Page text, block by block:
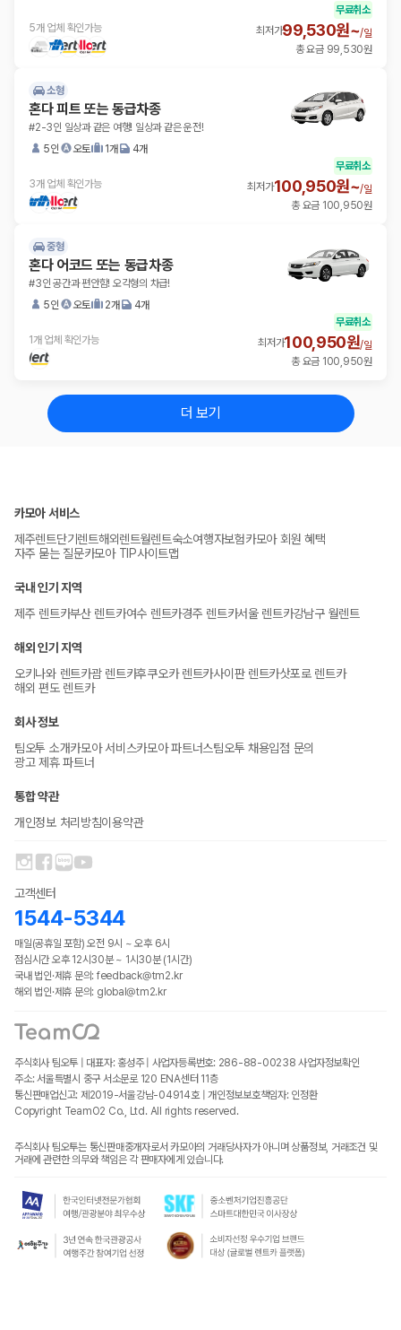
5개 업체 확인가능
무료취소
최저가99,530원~/일
총 요금 99,530원
소형
혼다 피트 또는 동급차종
#2-3인 일상과 같은 여행! 일상과 같은 운전!
5인
오토 1개 4개
3개 업체 확인가능
무료취소
최저가100,950원~/일
총 요금 100,950원
중형
혼다 어코드 또는 동급차종
#3인 공간과 편안함! 오각형의 차급!
5인
오토 2개 4개
1개 업체 확인가능
무료취소
최저가100,950원/일
총 요금 100,950원
더 보기
카모아 서비스
제주렌트단기렌트해외렌트월렌트숙소여행자보험카모아 회원 혜택
자주 묻는 질문카모아 TIP사이트맵
국내 인기 지역
제주 렌트카부산 렌트카여수 렌트카경주 렌트카서울 렌트카강남구 월렌트
해외 인기 지역
오키나와 렌트카괌 렌트카후쿠오카 렌트카사이판 렌트카삿포로 렌트카
해외 편도 렌트카
회사 정보
팀오투 소개카모아 서비스카모아 파트너스팀오투 채용입점 문의
광고 제휴 파트너
통합 약관
개인정보 처리방침이용약관
고객센터
1544-5344
매일(공휴일 포함) 오전 9시 ~ 오후 6시
점심시간 오후 12시30분 ~ 1시30분 (1시간)
국내 법인·제휴 문의: feedback@tm2.kr
해외 법인·제휴 문의: global@tm2.kr
주식회사 팀오투 | 대표자: 홍성주 | 사업자등록번호: 286-88-00238 사업자정보확인
주소: 서울특별시 중구 서소문로 120 ENA센터 11층
통신판매업신고: 제2019-서울강남-04914호 | 개인정보보호책임자: 인정환
Copyright TeamO2 Co., Ltd. All rights reserved.
주식회사 팀오투는 통신판매중개자로서 카모아의 거래당사자가 아니며 상품정보, 거래조건 및
거래에 관련한 의무와 책임은 각 판매자에게 있습니다.